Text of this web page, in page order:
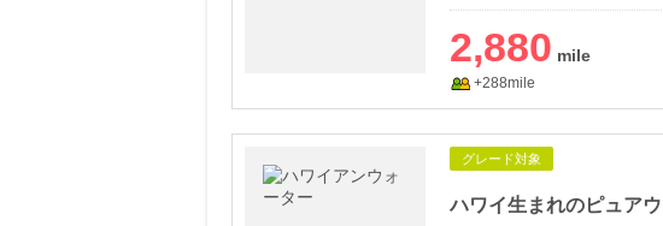
2,880
+288mile
グレード対象